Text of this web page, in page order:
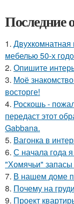
Последние
1. Двухкомнатная
мебелью 50-х
2. Опишите
3. Моё
восторге!
4. Роскошь -
передаст этот
Gabbana.
5. Вагонка в
6. С начала года
"Хомячьи" запасы
7. В нашем доме
8. Почему на
9. Проект